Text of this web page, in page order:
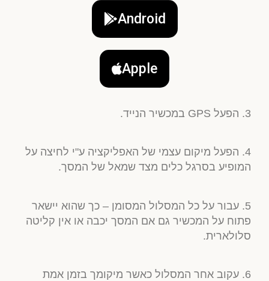
Android
Apple
3. הפעל GPS במכשיר הנייד.
4. הפעל מיקום עצמי של האפליקציה ע"י לחיצה על
המופיע בסרגל כלים מצד שמאל של המסך.
5. עבור על כל המסלול המסומן – כך שהוא יישאר
פתוח על המכשיר גם אם המסך יכבה או אין קליטה
סלולארית.
6. עקוב אחר המסלול כאשר מיקומך בזמן אמת